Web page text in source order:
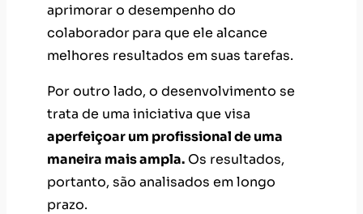
aprimorar o desempenho do
colaboradorpara que ele alcance
melhores resultados em suas tarefas.
Por outro lado, o desenvolvimento se
trata de uma iniciativa que visa
aperfeiçoar um profissional de uma
maneira mais ampla. Os resultados,
portanto, são analisados em longo
prazo.